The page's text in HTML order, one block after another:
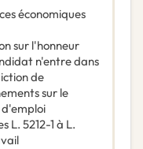
économiques
sur l'honneur
n'entre dans
de
sur le
L. 5212-1 à L.